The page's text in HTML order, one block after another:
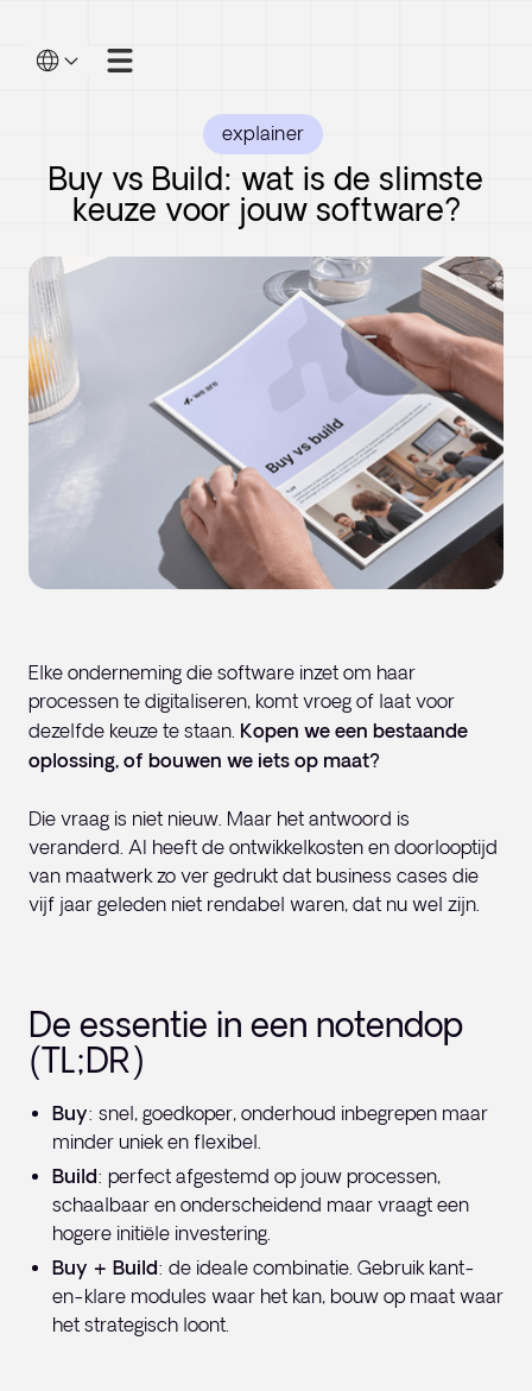
explainer
Buy vs Build: wat is de slimste
keuze voor jouw software?
Elke onderneming die software inzet om haar
processen te digitaliseren, komt vroeg of laat voor
dezelfde keuze te staan. Kopen we een bestaande
oplossing, of bouwen we iets op maat?
Die vraag is niet nieuw. Maar het antwoord is
veranderd. AI heeft de ontwikkelkosten en doorlooptijd
van maatwerk zo ver gedrukt dat business cases die
vijf jaar geleden niet rendabel waren, dat nu wel zijn.
De essentie in een notendop
(TL;DR)
Buy: snel, goedkoper, onderhoud inbegrepen maar
minder uniek en flexibel.
Build: perfect afgestemd op jouw processen,
schaalbaar en onderscheidend maar vraagt een
hogere initiële investering.
Buy + Build: de ideale combinatie. Gebruik kant-
en-klare modules waar het kan, bouw op maat waar
het strategisch loont.